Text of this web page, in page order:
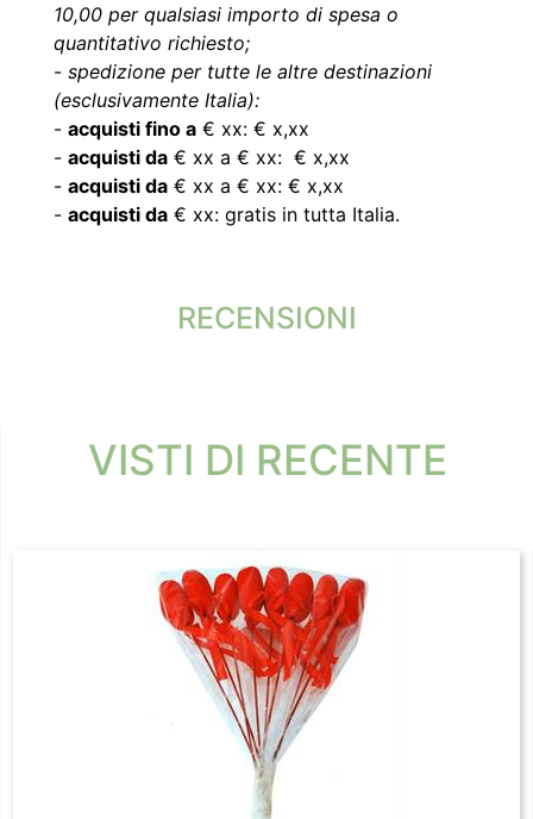
10,00 per qualsiasi importo di spesa o
quantitativo richiesto;
- spedizione per tutte le altre destinazioni
(esclusivamente Italia):
- acquisti fino a € xx: € x,xx
- acquisti da € xx a € xx: € x,xx
- acquisti da € xx a € xx: € x,xx
- acquisti da € xx: gratis in tutta Italia.
RECENSIONI
VISTI DI RECENTE